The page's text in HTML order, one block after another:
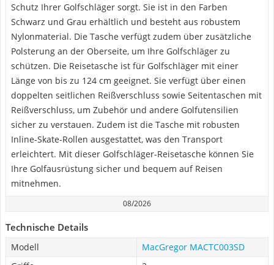
Schutz Ihrer Golfschläger sorgt. Sie ist in den Farben
Schwarz und Grau erhältlich und besteht aus robustem
Nylonmaterial. Die Tasche verfügt zudem über zusätzliche
Polsterung an der Oberseite, um Ihre Golfschläger zu
schützen. Die Reisetasche ist für Golfschläger mit einer
Länge von bis zu 124 cm geeignet. Sie verfügt über einen
doppelten seitlichen Reißverschluss sowie Seitentaschen mit
Reißverschluss, um Zubehör und andere Golfutensilien
sicher zu verstauen. Zudem ist die Tasche mit robusten
Inline-Skate-Rollen ausgestattet, was den Transport
erleichtert. Mit dieser Golfschläger-Reisetasche können Sie
Ihre Golfausrüstung sicher und bequem auf Reisen
mitnehmen.
08/2026
Technische Details
Modell
MacGregor MACTC003SD